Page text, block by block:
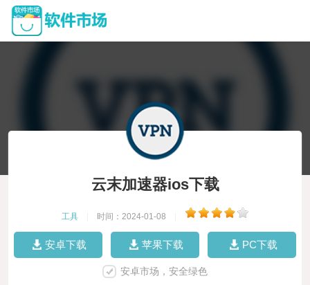
云末加速器ios下载
工具 时间：2024-01-08
安卓下载 苹果下载 PC下载
安卓市场，安全绿色